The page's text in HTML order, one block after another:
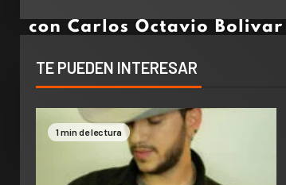
TE PUEDEN INTERESAR
1 min de lectura